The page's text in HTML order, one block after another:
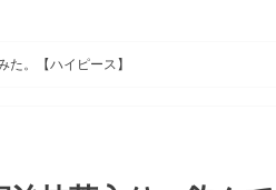
た。【ハイピース】